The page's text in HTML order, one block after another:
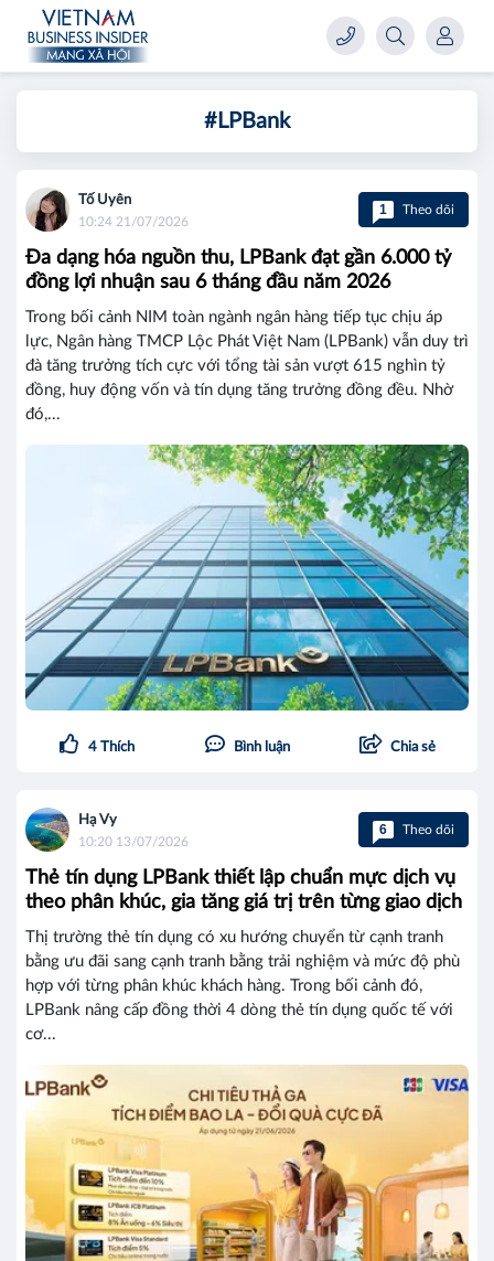
#LPBank
Tố Uyên
10:24 21/07/2026
1 Theo dõi
Đa dạng hóa nguồn thu, LPBank đạt gần 6.000 tỷ
đồng lợi nhuận sau 6 tháng đầu năm 2026
Trong bối cảnh NIM toàn ngành ngân hàng tiếp tục chịu áp
lực, Ngân hàng TMCP Lộc Phát Việt Nam (LPBank) vẫn duy trì
đà tăng trưởng tích cực với tổng tài sản vượt 615 nghìn tỷ
đồng, huy động vốn và tín dụng tăng trưởng đồng đều. Nhờ
đó,...
4 Thích Bình luận Chia sẻ
Hạ Vy
10:20 13/07/2026
6 Theo dõi
Thẻ tín dụng LPBank thiết lập chuẩn mực dịch vụ
theo phân khúc, gia tăng giá trị trên từng giao dịch
Thị trường thẻ tín dụng có xu hướng chuyển từ cạnh tranh
bằng ưu đãi sang cạnh tranh bằng trải nghiệm và mức độ phù
hợp với từng phân khúc khách hàng. Trong bối cảnh đó,
LPBank nâng cấp đồng thời 4 dòng thẻ tín dụng quốc tế với
cơ...